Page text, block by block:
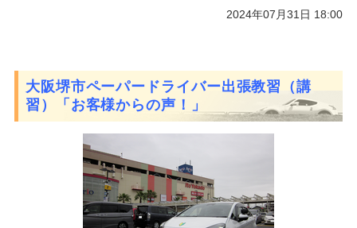
2024年07月31日 18:00
大阪堺市ペーパードライバー出張教習（講
習）「お客様からの声！」